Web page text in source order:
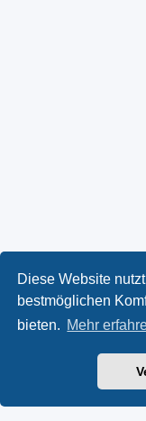
Diese Website
bestmöglichen
bieten. Mehr